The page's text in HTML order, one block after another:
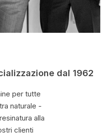
dal 1962
per tutte
naturale -
alla
clienti